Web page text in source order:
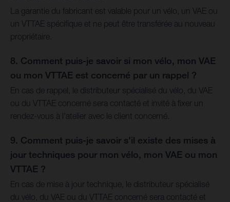
La garantie du fabricant est valable pour un vélo, un VAE ou
un VTTAE spécifique et ne peut être transférée au nouveau
propriétaire.
8. Comment puis-je savoir si mon vélo, mon VAE
ou mon VTTAE est concerné par un rappel ?
En cas de rappel, le distributeur spécialisé du vélo, du VAE
ou du VTTAE concerné sera contacté et invité à fixer un
rendez-vous à l'atelier avec le client concerné.
9. Comment puis-je savoir s'il existe des mises à
jour techniques pour mon vélo, mon VAE ou mon
VTTAE ?
En cas de mise à jour technique, le distributeur spécialisé
du vélo, du VAE ou du VTTAE concerné sera contacté et